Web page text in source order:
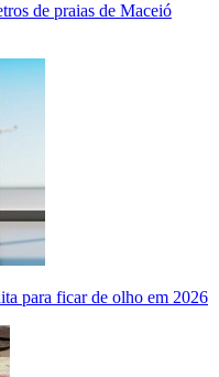
de praias de Maceió
para ficar de olho em 2026